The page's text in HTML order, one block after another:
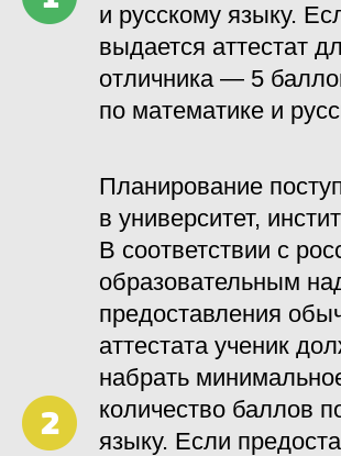
и русскому языку.
выдается аттестат
отличника — 5
по математике и
Планирование
в университет,
В соответствии с
образовательным
предоставления
аттестата ученик
набрать
количество баллов
языку. Если